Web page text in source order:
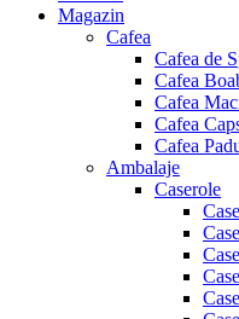
Magazin
Cafea
Cafea de
Cafea
Cafea
Cafea
Cafea
Ambalaje
Caserole